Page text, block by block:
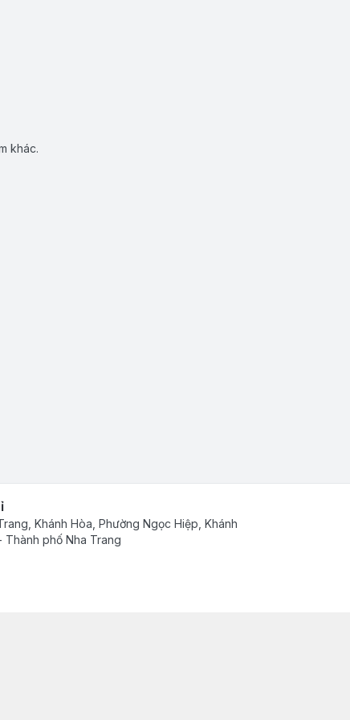
khác.
Khánh Hòa, Phường Ngọc Hiệp, Khánh
Thành phố Nha Trang